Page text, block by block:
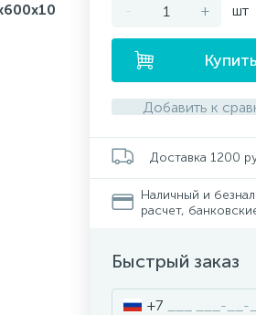
- + шт
Купить
Добавить к
Доставка 1200
Наличный и
расчет,
Быстрый заказ
+7